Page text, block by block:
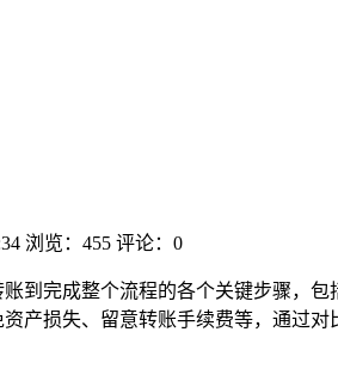
浏览：455 评论：0
到完成整个流程的各个关键步骤，
产损失、留意转账手续费等，通过